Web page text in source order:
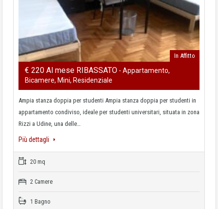
In Affitto
€ 220 Al mese RIBASSATO - Appartamento,
Bicamere, Mini, Residenziale
Ampia stanza doppia per studenti Ampia stanza doppia per studenti in
appartamento condiviso, ideale per studenti universitari, situata in zona
Rizzi a Udine, una delle…
Più dettagli
20 mq
2 Camere
1 Bagno